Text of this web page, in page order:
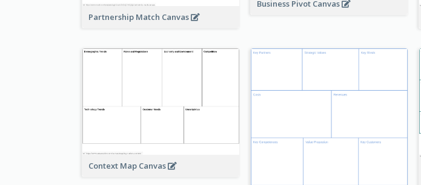
Partnership Match Canvas
Business Pivot Canvas
Context Map Canvas